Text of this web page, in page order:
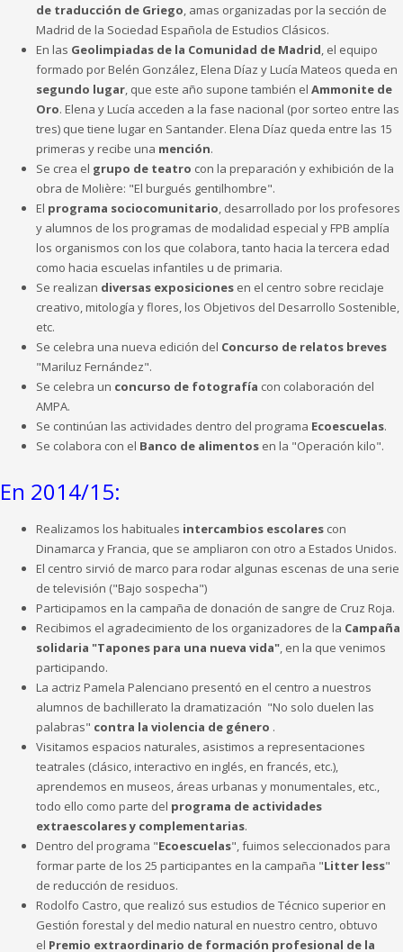
de traducción de Griego , amas organizadas por la sección de
Madrid de la Sociedad Española de Estudios Clásicos.
En las Geolimpiadas de la Comunidad de Madrid , el equipo
formado por Belén González, Elena Díaz y Lucía Mateos queda en
segundo lugar , que este año supone también el Ammonite de
Oro. Elena y Lucía acceden a la fase nacional (por sorteo entre las
tres) que tiene lugar en Santander. Elena Díaz queda entre las 15
primeras y recibe una mención.
Se crea el grupo de teatro con la preparación y exhibición de la
obra de Molière: "El burgués gentilhombre".
El programa sociocomunitario , desarrollado por los profesores
y alumnos de los programas de modalidad especial y FPB amplía
los organismos con los que colabora, tanto hacia la tercera edad
como hacia escuelas infantiles u de primaria.
Se realizan diversas exposiciones en el centro sobre reciclaje
creativo, mitología y flores, los Objetivos del Desarrollo Sostenible,
etc.
Se celebra una nueva edición del Concurso de relatos breves
"Mariluz Fernández".
Se celebra un concurso de fotografía con colaboración del
AMPA.
Se continúan las actividades dentro del programa Ecoescuelas.
Se colabora con el Banco de alimentos en la "Operación kilo".
En 2014/15:
Realizamos los habituales intercambios escolares con
Dinamarca y Francia, que se ampliaron con otro a Estados Unidos.
El centro sirvió de marco para rodar algunas escenas de una serie
de televisión ("Bajo sospecha")
Participamos en la campaña de donación de sangre de Cruz Roja.
Recibimos el agradecimiento de los organizadores de la Campaña
solidaria "Tapones para una nueva vida" , en la que venimos
participando.
La actriz Pamela Palenciano presentó en el centro a nuestros
alumnos de bachillerato la dramatización "No solo duelen las
palabras" contra la violencia de género .
Visitamos espacios naturales, asistimos a representaciones
teatrales (clásico, interactivo en inglés, en francés, etc.),
aprendemos en museos, áreas urbanas y monumentales, etc.,
todo ello como parte del programa de actividades
extraescolares y complementarias.
Dentro del programa "Ecoescuelas", fuimos seleccionados para
formar parte de los 25 participantes en la campaña "Litter less"
de reducción de residuos.
Rodolfo Castro, que realizó sus estudios de Técnico superior en
Gestión forestal y del medio natural en nuestro centro, obtuvo
el Premio extraordinario de formación profesional de la